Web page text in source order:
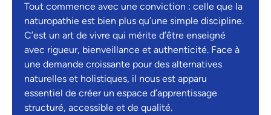
Tout commence avec une conviction : celle que la
naturopathie est bien plus qu’une simple discipline.
C’est un art de vivre qui mérite d’être enseigné
avec rigueur, bienveillance et authenticité. Face à
une demande croissante pour des alternatives
naturelles et holistiques, il nous est apparu
essentiel de créer un espace d’apprentissage
structuré, accessible et de qualité.